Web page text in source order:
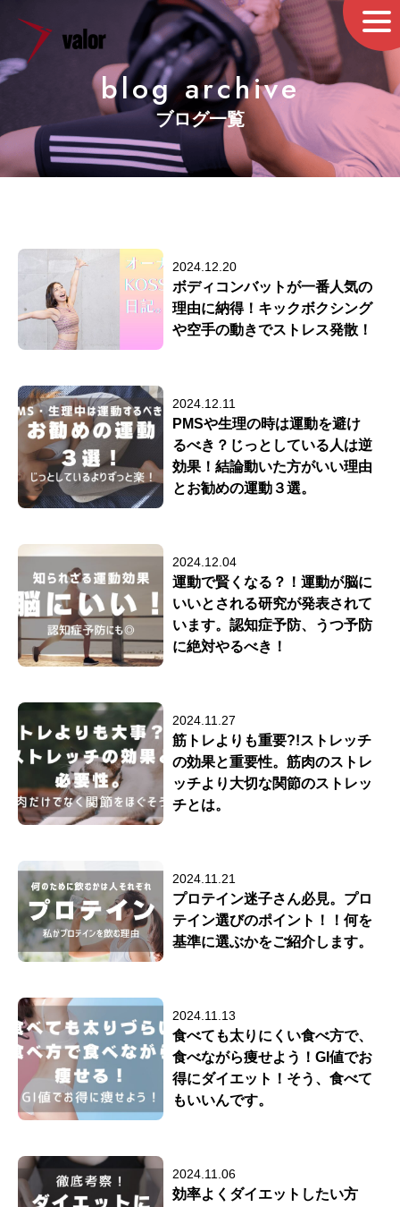
blog archive
ブログ一覧
2024.12.20
ボディコンバットが一番人気の
理由に納得！キックボクシング
や空手の動きでストレス発散！
2024.12.11
PMSや生理の時は運動を避け
るべき？じっとしている人は逆
効果！結論動いた方がいい理由
とお勧めの運動３選。
2024.12.04
運動で賢くなる？！運動が脳に
いいとされる研究が発表されて
います。認知症予防、うつ予防
に絶対やるべき！
2024.11.27
筋トレよりも重要?!ストレッチ
の効果と重要性。筋肉のストレ
ッチより大切な関節のストレッ
チとは。
2024.11.21
プロテイン迷子さん必見。プロ
テイン選びのポイント！！何を
基準に選ぶかをご紹介します。
2024.11.13
食べても太りにくい食べ方で、
食べながら痩せよう！GI値でお
得にダイエット！そう、食べて
もいいんです。
2024.11.06
効率よくダイエットしたい方